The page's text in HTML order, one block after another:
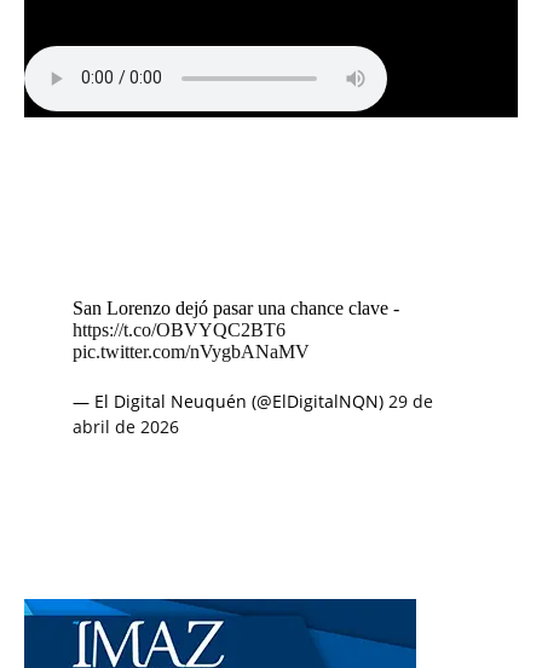
San Lorenzo dejó pasar una chance clave -
https://t.co/OBVYQC2BT6
pic.twitter.com/nVygbANaMV
— El Digital Neuquén (@ElDigitalNQN) 29 de
abril de 2026